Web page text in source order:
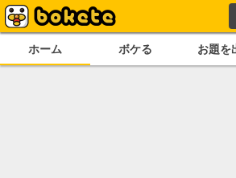
ホーム ボケる お題を